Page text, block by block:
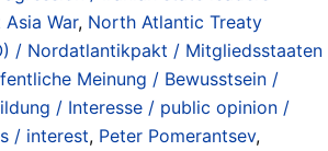
War, North Atlantic Treaty
/ Nordatlantikpakt / Mitgliedsstaaten
Meinung / Bewusstsein /
/ Interesse / public opinion /
/ interest, Peter Pomerantsev,